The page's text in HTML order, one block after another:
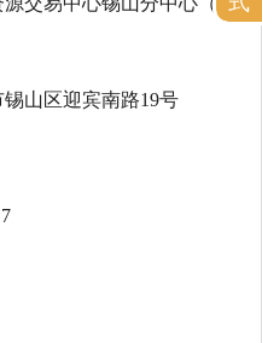
山区迎宾南路19号